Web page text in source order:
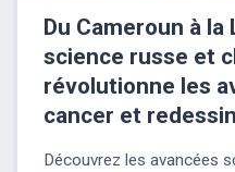
Du Cameroun à
science russe et
révolutionne les
cancer et
Découvrez les avancées